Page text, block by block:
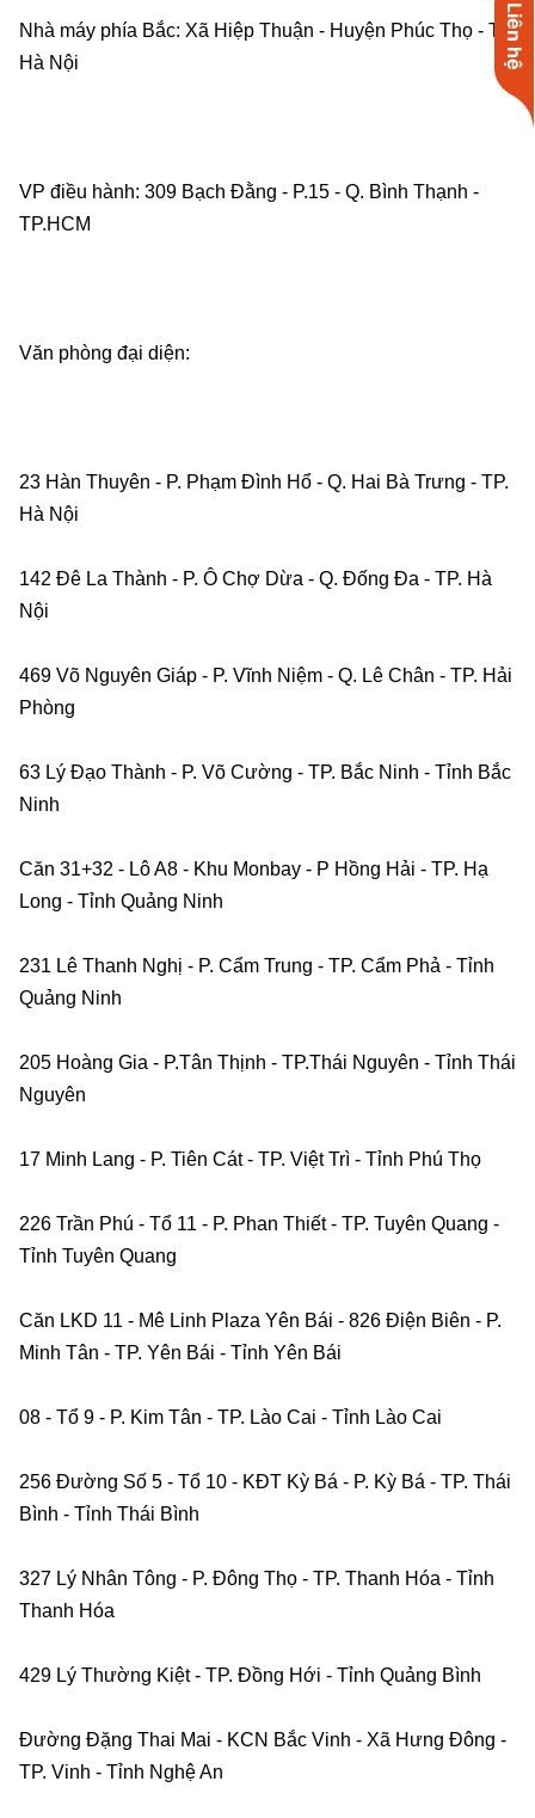
Liên hệ
Nhà máy phía Bắc: Xã Hiệp Thuận - Huyện Phúc Thọ - TP.
Hà Nội
VP điều hành: 309 Bạch Đằng - P.15 - Q. Bình Thạnh -
TP.HCM
Văn phòng đại diện:
23 Hàn Thuyên - P. Phạm Đình Hổ - Q. Hai Bà Trưng - TP.
Hà Nội
142 Đê La Thành - P. Ô Chợ Dừa - Q. Đống Đa - TP. Hà
Nội
469 Võ Nguyên Giáp - P. Vĩnh Niệm - Q. Lê Chân - TP. Hải
Phòng
63 Lý Đạo Thành - P. Võ Cường - TP. Bắc Ninh - Tỉnh Bắc
Ninh
Căn 31+32 - Lô A8 - Khu Monbay - P Hồng Hải - TP. Hạ
Long - Tỉnh Quảng Ninh
231 Lê Thanh Nghị - P. Cẩm Trung - TP. Cẩm Phả - Tỉnh
Quảng Ninh
205 Hoàng Gia - P.Tân Thịnh - TP.Thái Nguyên - Tỉnh Thái
Nguyên
17 Minh Lang - P. Tiên Cát - TP. Việt Trì - Tỉnh Phú Thọ
226 Trần Phú - Tổ 11 - P. Phan Thiết - TP. Tuyên Quang -
Tỉnh Tuyên Quang
Căn LKD 11 - Mê Linh Plaza Yên Bái - 826 Điện Biên - P.
Minh Tân - TP. Yên Bái - Tỉnh Yên Bái
08 - Tổ 9 - P. Kim Tân - TP. Lào Cai - Tỉnh Lào Cai
256 Đường Số 5 - Tổ 10 - KĐT Kỳ Bá - P. Kỳ Bá - TP. Thái
Bình - Tỉnh Thái Bình
327 Lý Nhân Tông - P. Đông Thọ - TP. Thanh Hóa - Tỉnh
Thanh Hóa
429 Lý Thường Kiệt - TP. Đồng Hới - Tỉnh Quảng Bình
Đường Đặng Thai Mai - KCN Bắc Vinh - Xã Hưng Đông -
TP. Vinh - Tỉnh Nghệ An